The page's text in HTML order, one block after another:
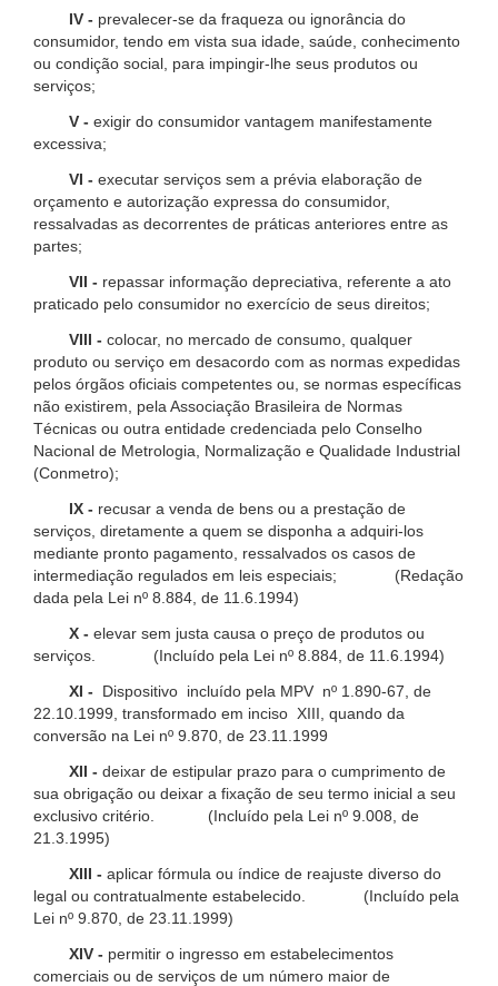
IV - prevalecer-se da fraqueza ou ignorância do
consumidor, tendo em vista sua idade, saúde, conhecimento
ou condição social, para impingir-lhe seus produtos ou
serviços;
V - exigir do consumidor vantagem manifestamente
excessiva;
VI - executar serviços sem a prévia elaboração de
orçamento e autorização expressa do consumidor,
ressalvadas as decorrentes de práticas anteriores entre as
partes;
VII - repassar informação depreciativa, referente a ato
praticado pelo consumidor no exercício de seus direitos;
VIII - colocar, no mercado de consumo, qualquer
produto ou serviço em desacordo com as normas expedidas
pelos órgãos oficiais competentes ou, se normas específicas
não existirem, pela Associação Brasileira de Normas
Técnicas ou outra entidade credenciada pelo Conselho
Nacional de Metrologia, Normalização e Qualidade Industrial
(Conmetro);
IX - recusar a venda de bens ou a prestação de
serviços, diretamente a quem se disponha a adquiri-los
mediante pronto pagamento, ressalvados os casos de
intermediação regulados em leis especiais; (Redação
dada pela Lei nº 8.884, de 11.6.1994)
X - elevar sem justa causa o preço de produtos ou
serviços. (Incluído pela Lei nº 8.884, de 11.6.1994)
XI -
Dispositivo incluído pela MPV nº 1.890-67, de
22.10.1999, transformado em inciso XIII, quando da
conversão na Lei nº 9.870, de 23.11.1999
XII - deixar de estipular prazo para o cumprimento de
sua obrigação ou deixar a fixação de seu termo inicial a seu
exclusivo critério. (Incluído pela Lei nº 9.008, de
21.3.1995)
XIII - aplicar fórmula ou índice de reajuste diverso do
legal ou contratualmente estabelecido. (Incluído pela
Lei nº 9.870, de 23.11.1999)
XIV - permitir o ingresso em estabelecimentos
comerciais ou de serviços de um número maior de